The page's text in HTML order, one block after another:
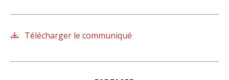
Télécharger le communiqué